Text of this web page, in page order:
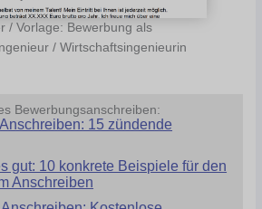
/ Vorlage: Bewerbung als
/ Wirtschaftsingenieurin
Bewerbungsanschreiben:
15 zündende
gut: 10 konkrete Beispiele für den
Anschreiben